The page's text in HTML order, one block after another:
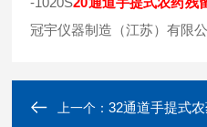
冠宇仪器制造（江苏）有限公
上一个：32通道手提式